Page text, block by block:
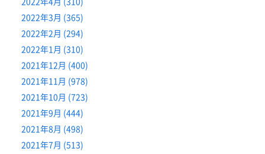
2022年3月 (365)
2022年2月 (294)
2022年1月 (310)
2021年12月 (400)
2021年11月 (978)
2021年10月 (723)
2021年9月 (444)
2021年8月 (498)
2021年7月 (513)